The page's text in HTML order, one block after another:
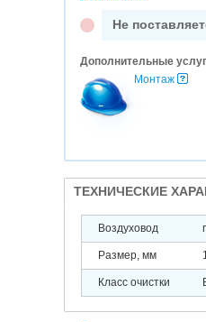
Не
Дополнительные
Монтаж
ТЕХНИЧЕСКИЕ
Воздуховод
Размер, мм
Класс очистки